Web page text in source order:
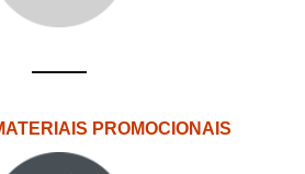
PROMOCIONAIS